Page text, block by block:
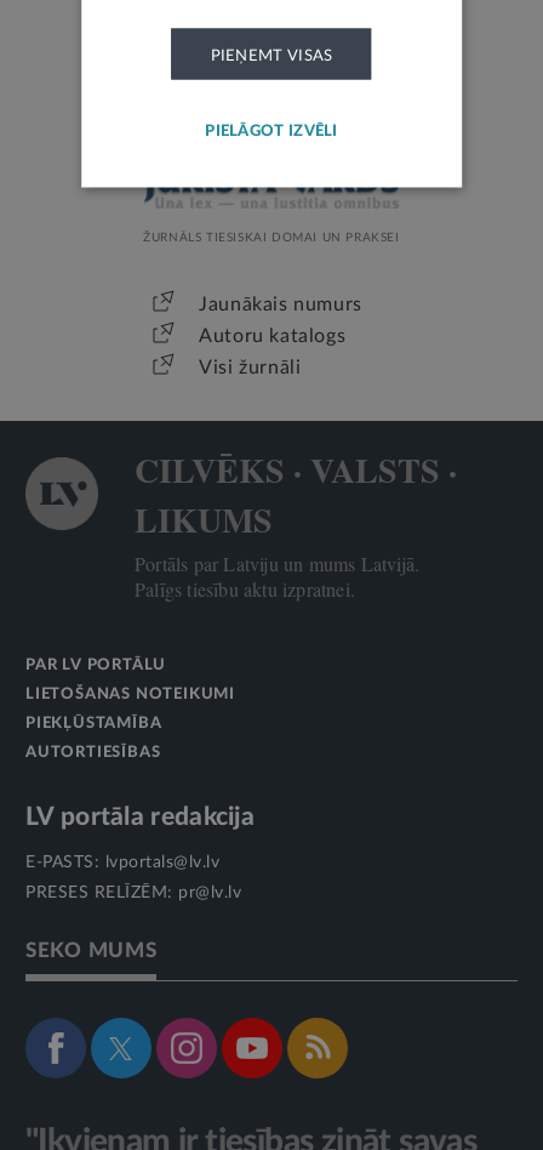
Mantojumu ziņas
ŽURNĀLS TIESISKAI DOMAI UN PRAKSEI
Jaunākais numurs
Autoru katalogs
Visi žurnāli
CILVĒKS · VALSTS ·
LIKUMS
Portāls par Latviju un mums Latvijā.
Palīgs tiesību aktu izpratnei.
PAR LV PORTĀLU
LIETOŠANAS NOTEIKUMI
PIEKĻŪSTAMĪBA
AUTORTIESĪBAS
LV portāla redakcija
E-PASTS:
lvportals@lv.lv
PRESES RELĪZĒM: pr@lv.lv
SEKO MUMS
"Ikvienam ir tiesības zināt savas
PIEŅEMT VISAS
PIELĀGOT IZVĒLI